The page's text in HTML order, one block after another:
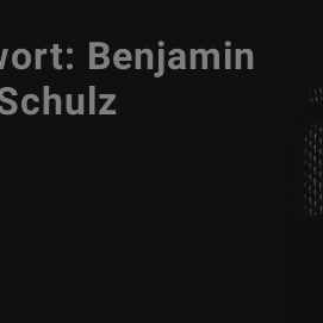
Benjamin